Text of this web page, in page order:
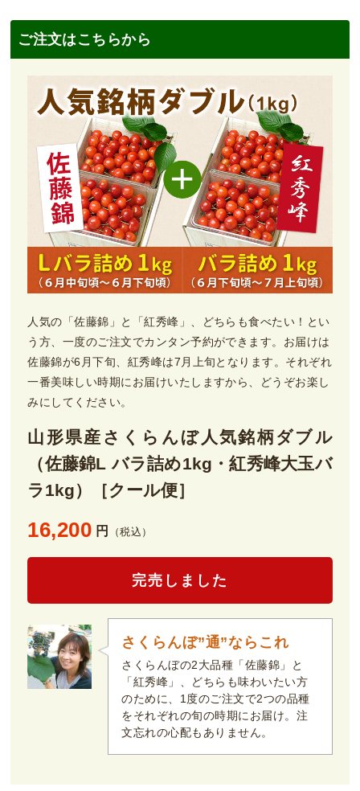
ご注文はこちらから
人気の「佐藤錦」と「紅秀峰」、どちらも食べたい！とい
う方、一度のご注文でカンタン予約ができます。お届けは
佐藤錦が6月下旬、紅秀峰は7月上旬となります。それぞれ
一番美味しい時期にお届けいたしますから、どうぞお楽し
みにしてください。
山形県産さくらんぼ人気銘柄ダブル
（佐藤錦L バラ詰め1kg・紅秀峰大玉バ
ラ1kg）［クール便］
16,200 円 （税込）
完売しました
さくらんぼ”通”ならこれ
さくらんぼの2大品種「佐藤錦」と
「紅秀峰」、どちらも味わいたい方
のために、1度のご注文で2つの品種
をそれぞれの旬の時期にお届け。注
文忘れの心配もありません。